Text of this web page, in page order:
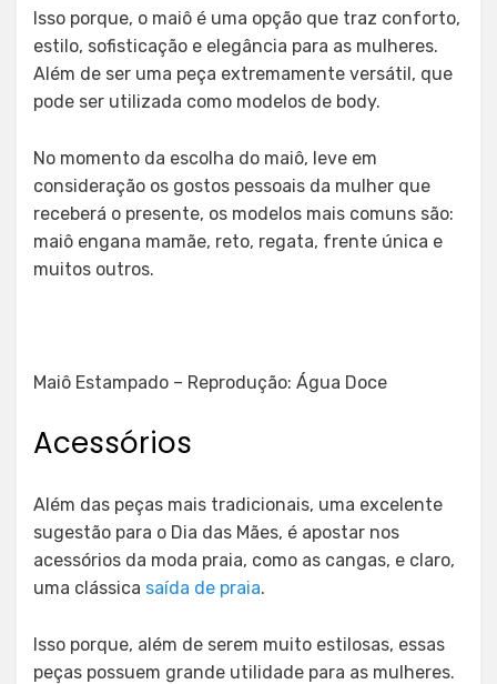
Isso porque, o maiô é uma opção que traz conforto,
estilo, sofisticação e elegância para as mulheres.
Além de ser uma peça extremamente versátil, que
pode ser utilizada como modelos de body.
No momento da escolha do maiô, leve em
consideração os gostos pessoais da mulher que
receberá o presente, os modelos mais comuns são:
maiô engana mamãe, reto, regata, frente única e
muitos outros.
Maiô Estampado – Reprodução: Água Doce
Acessórios
Além das peças mais tradicionais, uma excelente
sugestão para o Dia das Mães, é apostar nos
acessórios da moda praia, como as cangas, e claro,
uma clássica saída de praia.
Isso porque, além de serem muito estilosas, essas
peças possuem grande utilidade para as mulheres.